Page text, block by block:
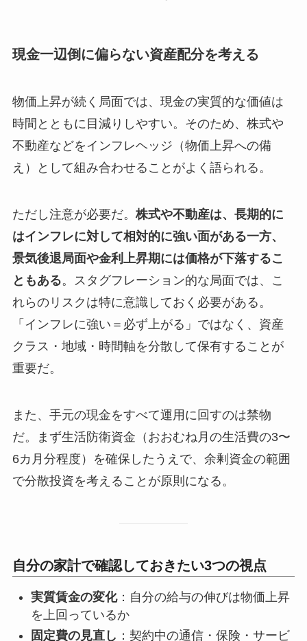
現金一辺倒に偏らない資産配分を考える
物価上昇が続く局面では、現金の実質的な価値は
時間とともに目減りしやすい。そのため、株式や
不動産などをインフレヘッジ（物価上昇への備
え）として組み合わせることがよく語られる。
ただし注意が必要だ。 株式や不動産は、長期的に
はインフレに対して相対的に強い面がある一方、
景気後退局面や金利上昇期には価格が下落するこ
ともある。スタグフレーション的な局面では、こ
れらのリスクは特に意識しておく必要がある。
「インフレに強い＝必ず上がる」ではなく、資産
クラス・地域・時間軸を分散して保有することが
重要だ。
また、手元の現金をすべて運用に回すのは禁物
だ。まず生活防衛資金（おおむね月の生活費の3〜
6カ月分程度）を確保したうえで、余剰資金の範囲
で分散投資を考えることが原則になる。
自分の家計で確認しておきたい3つの視点
実質賃金の変化：自分の給与の伸びは物価上昇
を上回っているか
固定費の見直し ：契約中の通信・保険・サービ